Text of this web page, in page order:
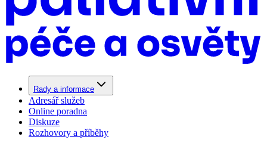
Rady a informace
Adresář služeb
Online poradna
Diskuze
Rozhovory a příběhy